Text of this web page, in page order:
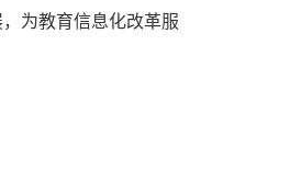
为教育信息化改革服